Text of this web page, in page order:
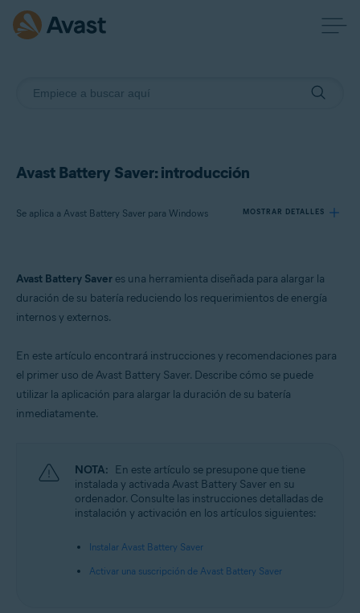
Avast Battery Saver: introducción
Se aplica a Avast Battery Saver para Windows MOSTRAR DETALLES
Productos:
Avast Battery Saver 22.x para Windows
Microsoft Windows 11 Home/Pro/Enterprise/Education
Microsoft Windows 8.1/Pro/Enterprise - 32 o 64 bits
Microsoft Windows 8/Pro/Enterprise - 32 o 64 bits
Microsoft Windows 7 Home Basic/Home
Avast Battery Saver es una herramienta diseñada para alargar la
duración de su batería reduciendo los requerimientos de energía
internos y externos.
En este artículo encontrará instrucciones y recomendaciones para
el primer uso de Avast Battery Saver. Describe cómo se puede
utilizar la aplicación para alargar la duración de su batería
inmediatamente.
NOTA: En este artículo se presupone que tiene
instalada y activada Avast Battery Saver en su
ordenador. Consulte las instrucciones detalladas de
instalación y activación en los artículos siguientes:
Instalar Avast Battery Saver
Activar una suscripción de Avast Battery Saver